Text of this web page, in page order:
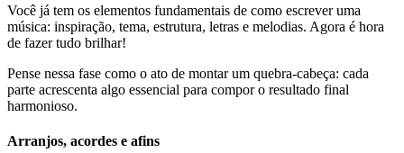
Você já tem os elementos fundamentais de como escrever uma
música: inspiração, tema, estrutura, letras e melodias. Agora é hora
de fazer tudo brilhar!
Pense nessa fase como o ato de montar um quebra-cabeça: cada
parte acrescenta algo essencial para compor o resultado final
harmonioso.
Arranjos, acordes e afins